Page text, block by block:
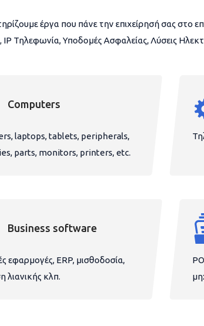
έργα που πάνε την επιχείρησή σας στο
IP Τηλεφωνία, Υποδομές Ασφαλείας, Λύσεις
Computers
laptops, tablets, peripherals,
parts, monitors, printers, etc.
Business software
εφαρμογές, ERP, μισθοδοσία,
λιανικής κλπ.